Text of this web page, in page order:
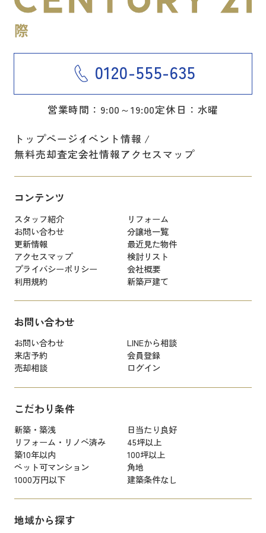
0120-555-635
営業時間：9:00～19:00定休日：水曜
トップページイベント情報
無料売却査定会社情報アクセスマップ
コンテンツ
スタッフ紹介
リフォーム
お問い合わせ
分譲地一覧
更新情報
最近見た物件
アクセスマップ
検討リスト
プライバシーポリシー
会社概要
利用規約
新築戸建て
お問い合わせ
お問い合わせ
LINEから相談
来店予約
会員登録
売却相談
ログイン
こだわり条件
新築・築浅
日当たり良好
リフォーム・リノベ済み
45坪以上
築10年以内
100坪以上
ペット可マンション
角地
1000万円以下
建築条件なし
地域から探す